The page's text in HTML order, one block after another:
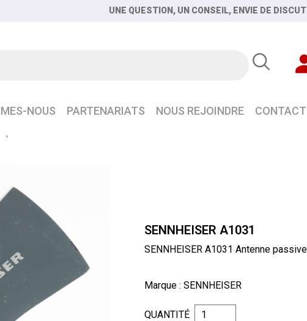
UNE QUESTION, UN CONSEIL, ENVIE DE
NOUS PARTENARIATS NOUS REJOINDRE CONTACT
SENNHEISER A1031
SENNHEISER A1031 Antenne
Marque : SENNHEISER
QUANTITÉ